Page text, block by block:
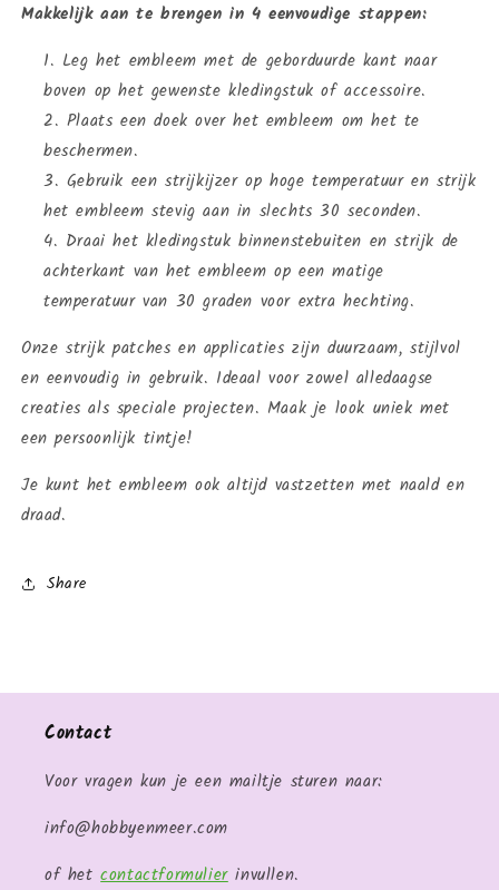
Makkelijk aan te brengen in 4 eenvoudige stappen:
Leg het embleem met de geborduurde kant naar
boven op het gewenste kledingstuk of accessoire.
Plaats een doek over het embleem om het te
beschermen.
Gebruik een strijkijzer op hoge temperatuur en strijk
het embleem stevig aan in slechts 30 seconden.
Draai het kledingstuk binnenstebuiten en strijk de
achterkant van het embleem op een matige
temperatuur van 30 graden voor extra hechting.
Onze strijk patches en applicaties zijn duurzaam, stijlvol
en eenvoudig in gebruik. Ideaal voor zowel alledaagse
creaties als speciale projecten. Maak je look uniek met
een persoonlijk tintje!
Je kunt het embleem ook altijd vastzetten met naald en
draad.
Share
Contact
Voor vragen kun je een mailtje sturen naar:
info@hobbyenmeer.com
of hetcontactformulierinvullen.